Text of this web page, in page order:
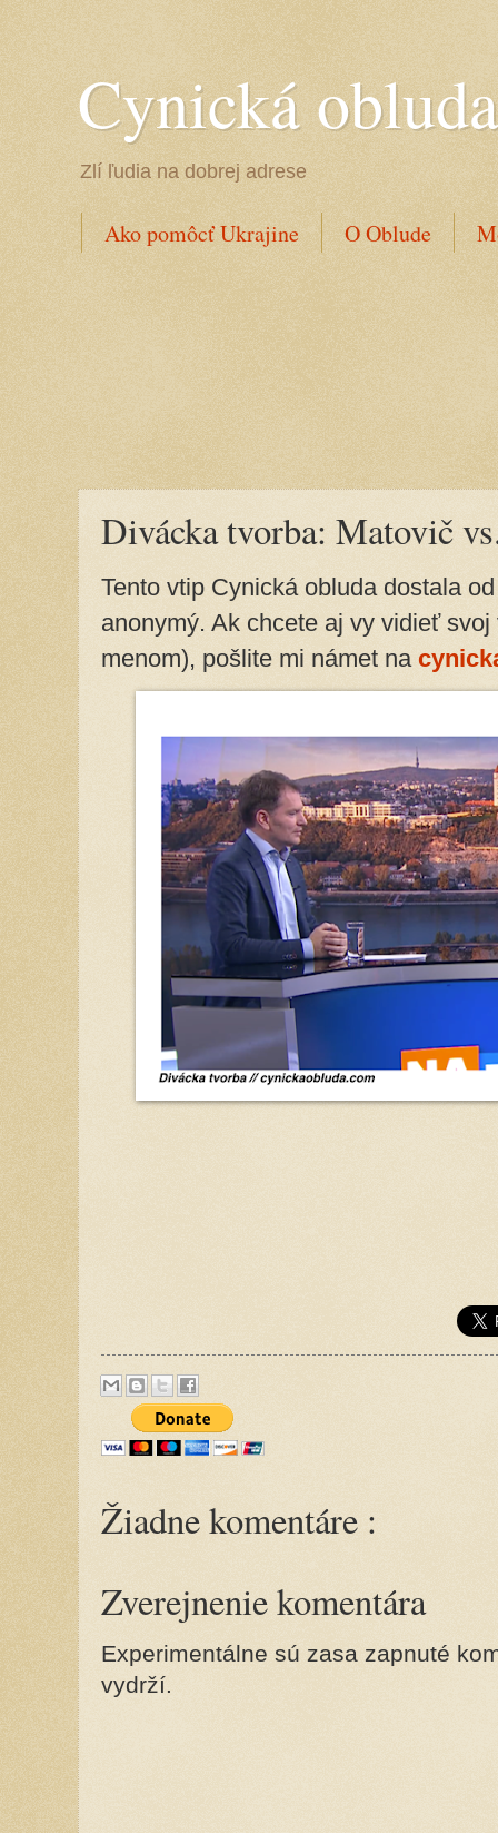
Cynická obluda
Zlí ľudia na dobrej adrese
Ako pomôcť Ukrajine O Oblude
Divácka tvorba: Matovič
Tento vtip Cynická obluda dostala
anonymý. Ak chcete aj vy vidieť
menom), pošlite mi námet na
Žiadne komentáre :
Zverejnenie komentára
Experimentálne sú zasa zapnuté
vydrží.